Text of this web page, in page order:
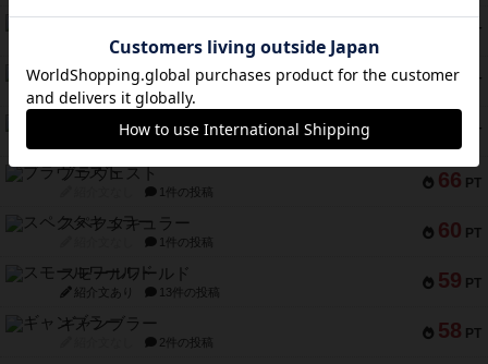
PT
宵と暁の呪文書
紹介文あり 8件の投稿
73 PT
リスボン・トラム 28
紹介文あり 9件の投稿
PT
アマナイト
66 PT
ブラヴェスト
1件の投稿
60 PT
スペクタキュラー
1件の投稿
59 PT
スモールワールド
紹介文あり 13件の投稿
58 PT
ギャンブラー
2件の投稿